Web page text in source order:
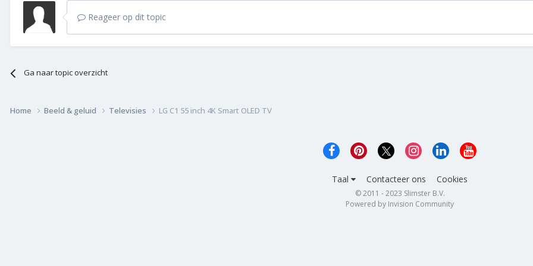
Reageer op dit topic
Ga naar topic overzicht
Home Beeld & geluid Televisies LG C1 55 inch 4K Smart OLED TV
Taal Contacteer ons Cookies
© 2011 - 2023 Slimster B.V.
Powered by Invision Community